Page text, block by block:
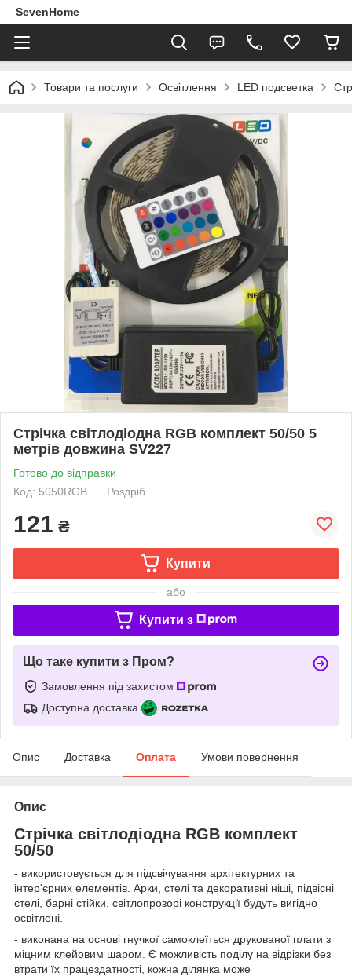
SevenHome
Товари та послуги Освітлення LED подсветка
Стрічка світлодіодна RGB комплект 50/50 5
метрів довжина SV227
Готово до відправки
Код: 5050RGB
Роздріб
121 ₴
Купити
або
Купити з
Що таке купити з Пром?
Замовлення під захистом
Доступна доставка
Опис Доставка Оплата Умови повернення
Опис
Стрічка світлодіодна RGB комплект
50/50
- використовується для підсвічування архітектурних та
інтер'єрних елементів. Арки, стелі та декоративні ніші, підвісні
стелі, барні стійки, світлопрозорі конструкції будуть вигідно
освітлені.
- виконана на основі гнучкої самоклеїться друкованої плати з
міцним клейовим шаром. Є можливість поділу на відрізки без
втрати їх працездатності, кожна ділянка може